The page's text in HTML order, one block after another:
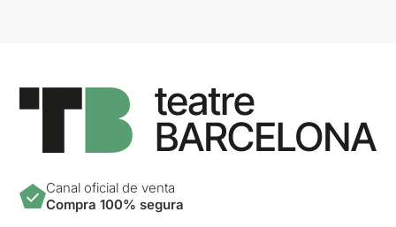
Canal oficial de venta
Compra 100% segura